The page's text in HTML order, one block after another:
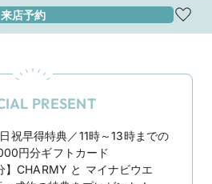
来店予約
PRESENT
祝早得特典／11時～13時までの
円分ギフトカード
】CHARMY と マイナビウエ